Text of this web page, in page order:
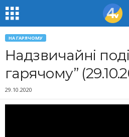
НА ГАРЯЧОМУ
Надзвичайні
гарячому”
29.10.2020